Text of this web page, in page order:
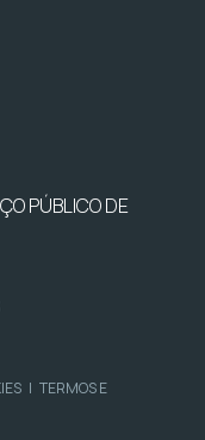
PÚBLICO DE
| TERMOS E